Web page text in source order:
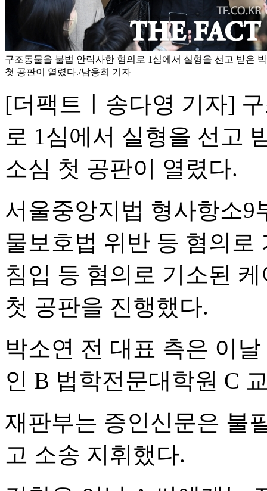
구조동물을 불법 안락사한 혐의로 1심에서 실형을 선고 받은
첫 공판이 열렸다./남용희 기자
[더팩트ㅣ송다영 기자]
로 1심에서 실형을 선고
소심 첫 공판이 열렸다.
서울중앙지법 형사항소9
물보호법 위반 등 혐의로
침입 등 혐의로 기소된
첫 공판을 진행했다.
박소연 전 대표 측은 이
인 B 법학전문대학원 C
재판부는 증인신문은 불
고 소송 지휘했다.